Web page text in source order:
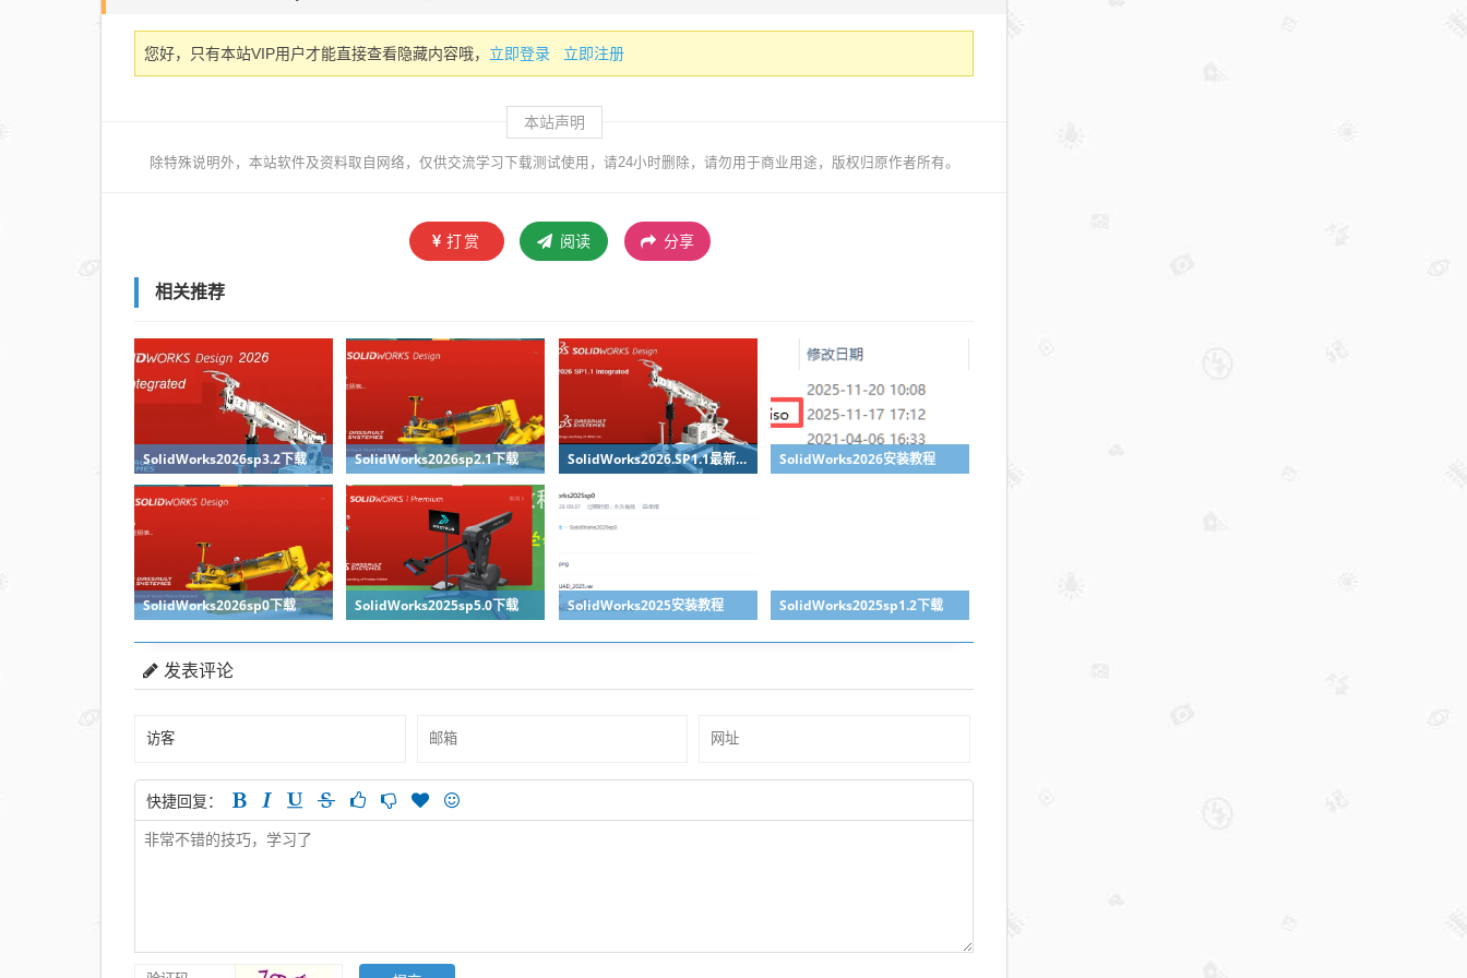
您好，只有本站VIP用户才能直接查看隐藏内容哦， 立即登录 立即注册
本站声明
除特殊说明外，本站软件及资料取自网络，仅供交流学习下载测试使用，请24小时删除，请勿用于商业用途，版权归原作者所有。
打赏 阅读 分享
相关推荐
SolidWorks2026sp3.2下载 SolidWorks2026sp2.1下载 SolidWorks2026.SP1.1最新版免费下载 SolidWorks2026安装教程
SolidWorks2026sp0下载 SolidWorks2025sp5.0下载 SolidWorks2025安装教程 SolidWorks2025sp1.2下载
发表评论
快捷回复：